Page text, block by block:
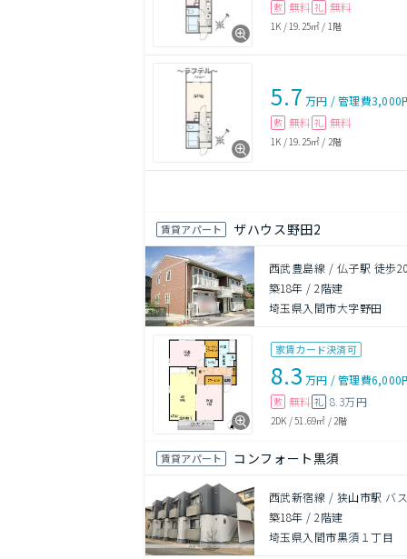
敷 無料 礼 無料
1K / 19.25㎡ / 1階
5.7 万円 /管理費3,000
敷 無料 礼 無料
1K / 19.25㎡ / 2階
賃貸アパート ザハウス野田2
西武豊島線 / 仏子駅 徒歩
築18年 /2階建
埼玉県入間市大字野田
家賃カード決済可
8.3 万円 /管理費6,000
敷 無料 礼 8.3万円
2DK /51.69㎡ /2階
賃貸アパート コンフォート黒須
西武新宿線 / 狭山市駅 バ
築18年 /2階建
埼玉県入間市黒須１丁目